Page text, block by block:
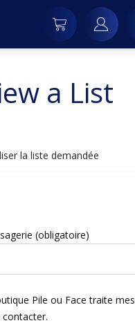
a List
la liste demandée
(obligatoire)
Pile ou Face traite mes